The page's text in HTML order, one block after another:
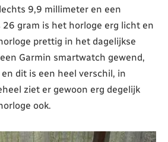
9,9 millimeter en een
gram is het horloge erg licht en
prettig in het dagelijkse
Garmin smartwatch gewend,
dit is een heel verschil, in
ziet er gewoon erg degelijk
ook.